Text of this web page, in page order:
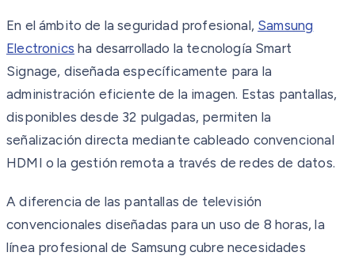
En el ámbito de la seguridad profesional, Samsung
Electronics ha desarrollado la tecnología Smart
Signage, diseñada específicamente para la
administración eficiente de la imagen. Estas pantallas,
disponibles desde 32 pulgadas, permiten la
señalización directa mediante cableado convencional
HDMI o la gestión remota a través de redes de datos.
A diferencia de las pantallas de televisión
convencionales diseñadas para un uso de 8 horas, la
línea profesional de Samsung cubre necesidades